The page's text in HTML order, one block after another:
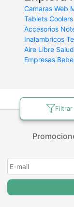
Filtrar
Camaras Web
Tablets Coolers
Accesorios
Inalambricos
Aire Libre
Empresas